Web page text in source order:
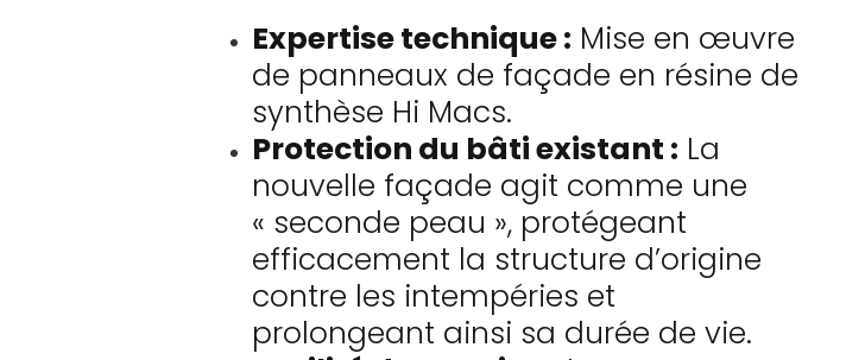
Expertise technique : Mise en œuvre
de panneaux de façade en résine de
synthèse Hi Macs.
Protection du bâti existant : La
nouvelle façade agit comme une
« seconde peau », protégeant
efficacement la structure d’origine
contre les intempéries et
prolongeant ainsi sa durée de vie.